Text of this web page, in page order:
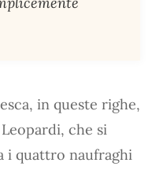
in queste righe,
che si
i quattro naufraghi